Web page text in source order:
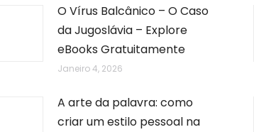
O Vírus Balcânico – O Caso
da Jugoslávia – Explore
eBooks Gratuitamente
Janeiro 4, 2026
A arte da palavra: como
criar um estilo pessoal na